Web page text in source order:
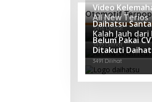
Otomotif
Video
All New Terios
5416 Dilihat
Daihatsu
Kalah Jauh dari
3493 Dilihat
Belum Pakai
Ditakuti
3491 Dilihat